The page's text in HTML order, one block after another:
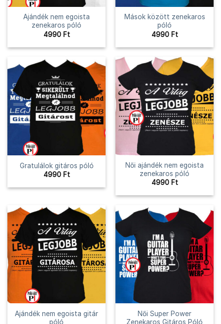
Ajándék nem egoista
zenekaros póló
4990 Ft
Mások között zenekaros
póló
4990 Ft
Gratulálok gitáros póló
4990 Ft
Női ajándék nem egoista
zenekaros póló
4990 Ft
Ajándék nem egoista gitár
póló
Női Super Power
Zenekaros Gitáros Póló